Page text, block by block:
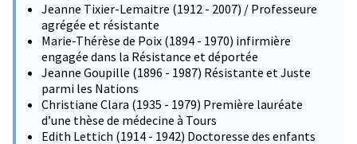
Jeanne Tixier-Lemaitre (1912 - 2007) / Professeure
agrégée et résistante
Marie-Thérèse de Poix (1894 - 1970) infirmière
engagée dans la Résistance et déportée
Jeanne Goupille (1896 - 1987) Résistante et Juste
parmi les Nations
Christiane Clara (1935 - 1979) Première lauréate
d’une thèse de médecine à Tours
Edith Lettich (1914 - 1942) Doctoresse des enfants